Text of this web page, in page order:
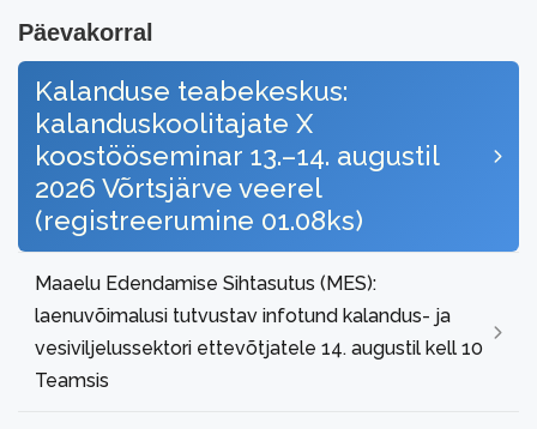
Päevakorral
Kalanduse teabekeskus:
kalanduskoolitajate X
koostööseminar 13.–14. augustil
2026 Võrtsjärve veerel
(registreerumine 01.08ks)
Maaelu Edendamise Sihtasutus (MES):
laenuvõimalusi tutvustav infotund kalandus- ja
vesiviljelussektori ettevõtjatele 14. augustil kell 10
Teamsis